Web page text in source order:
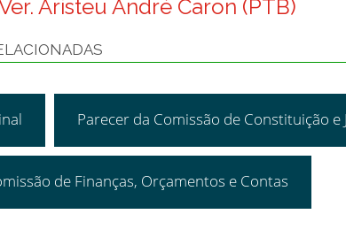
Aristeu André Caron (PTB)
Parecer da Comissão de Constituição e
de Finanças, Orçamentos e Contas